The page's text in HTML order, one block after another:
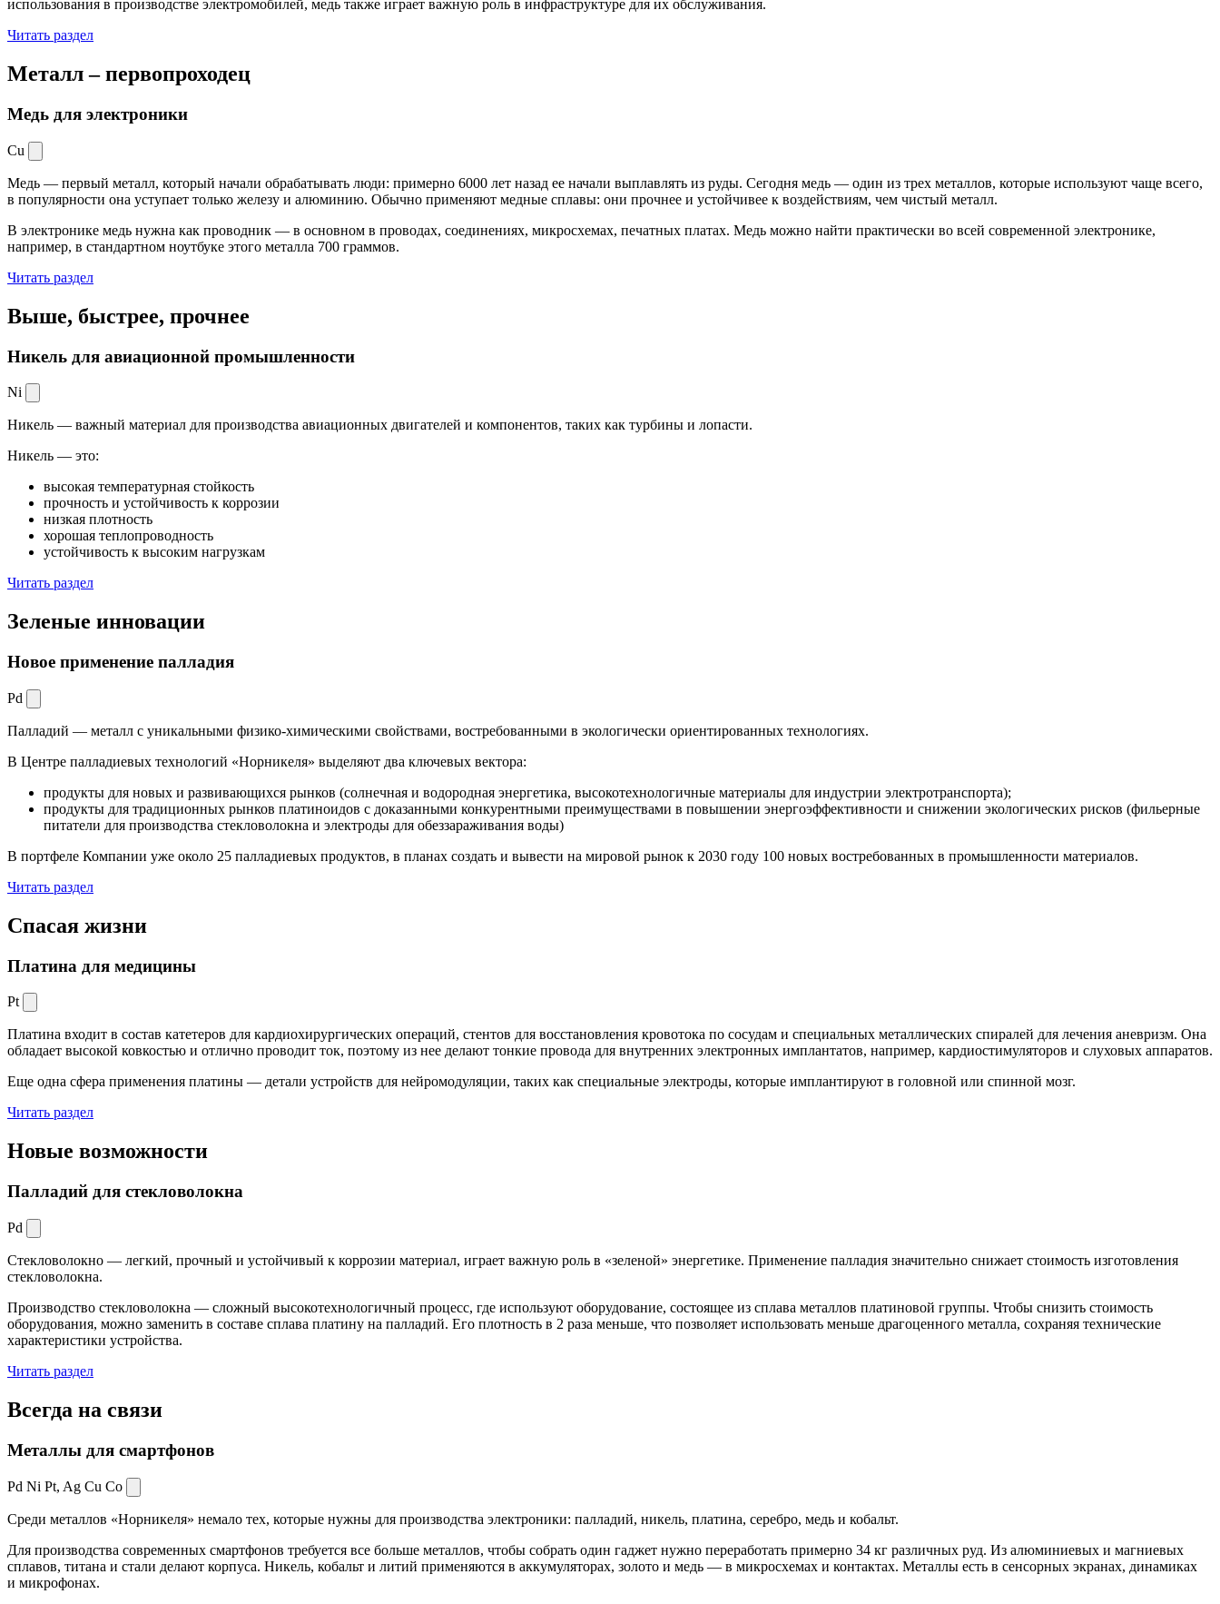
использования в производстве электромобилей, медь также играет важную роль в инфраструктуре для их обслуживания.
Читать раздел
Металл –первопроходец
Медь для электроники
Cu
Медь — первый металл, который начали обрабатывать люди: примерно 6000 лет назад ее начали выплавлять из руды. Сегодня медь — один из трех металлов, которые используют чаще всего,
в популярности она уступает только железу и алюминию. Обычно применяют медные сплавы: они прочнее и устойчивее к воздействиям, чем чистый металл.
В электронике медь нужна как проводник — в основном в проводах, соединениях, микросхемах, печатных платах. Медь можно найти практически во всей современной электронике,
например, в стандартном ноутбуке этого металла 700 граммов.
Читать раздел
Выше, быстрее, прочнее
Никель для авиационной промышленности
Ni
Никель — важный материал для производства авиационных двигателей и компонентов, таких как турбины и лопасти.
Никель — это:
высокая температурная стойкость
прочность и устойчивость к коррозии
низкая плотность
хорошая теплопроводность
устойчивость к высоким нагрузкам
Читать раздел
Зеленые инновации
Новое применение палладия
Pd
Палладий — металл с уникальными физико-химическими свойствами, востребованными в экологически ориентированных технологиях.
В Центре палладиевых технологий «Норникеля» выделяют два ключевых вектора:
продукты для новых и развивающихся рынков (солнечная и водородная энергетика, высокотехнологичные материалы для индустрии электротранспорта);
продукты для традиционных рынков платиноидов с доказанными конкурентными преимуществами в повышении энергоэффективности и снижении экологических рисков (фильерные
питатели для производства стекловолокна и электроды для обеззараживания воды)
В портфеле Компании уже около 25 палладиевых продуктов, в планах создать и вывести на мировой рынок к 2030 году 100 новых востребованных в промышленности материалов.
Читать раздел
Спасая жизни
Платина для медицины
Pt
Платина входит в состав катетеров для кардиохирургических операций, стентов для восстановления кровотока по сосудам и специальных металлических спиралей для лечения аневризм. Она
обладает высокой ковкостью и отлично проводит ток, поэтому из нее делают тонкие провода для внутренних электронных имплантатов, например, кардиостимуляторов и слуховых аппаратов.
Еще одна сфера применения платины — детали устройств для нейромодуляции, таких как специальные электроды, которые имплантируют в головной или спинной мозг.
Читать раздел
Новые возможности
Палладий для стекловолокна
Pd
Стекловолокно — легкий, прочный и устойчивый к коррозии материал, играет важную роль в «зеленой» энергетике. Применение палладия значительно снижает стоимость изготовления
стекловолокна.
Производство стекловолокна — сложный высокотехнологичный процесс, где используют оборудование, состоящее из сплава металлов платиновой группы. Чтобы снизить стоимость
оборудования, можно заменить в составе сплава платину на палладий. Его плотность в 2 раза меньше, что позволяет использовать меньше драгоценного металла, сохраняя технические
характеристики устройства.
Читать раздел
Всегда на связи
Металлы для смартфонов
Pd Ni Pt, Ag Cu Co
Среди металлов «Норникеля» немало тех, которые нужны для производства электроники: палладий, никель, платина, серебро, медь и кобальт.
Для производства современных смартфонов требуется все больше металлов, чтобы собрать один гаджет нужно переработать примерно 34 кг различных руд. Из алюминиевых и магниевых
сплавов, титана и стали делают корпуса. Никель, кобальт и литий применяются в аккумуляторах, золото и медь — в микросхемах и контактах. Металлы есть в сенсорных экранах, динамиках
и микрофонах.